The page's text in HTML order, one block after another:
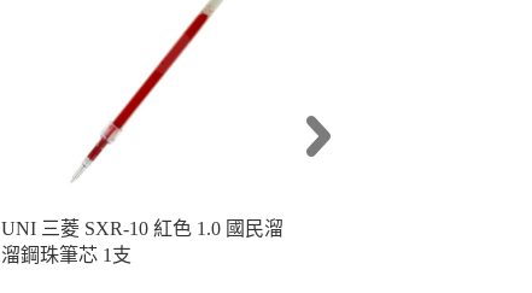
UNI 三菱 SXR-10 紅色 1.0 國民溜
溜鋼珠筆芯 1支